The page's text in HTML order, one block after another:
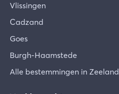
Vlissingen
Cadzand
Goes
Burgh-Haamstede
Alle bestemmingen in Zeeland